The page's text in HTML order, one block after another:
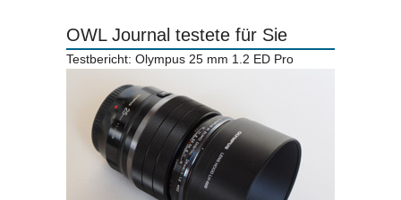
OWL Journal testete für Sie
Testbericht: Olympus 25 mm 1.2 ED Pro